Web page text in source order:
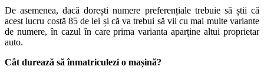
De asemenea, dacă dorești numere preferențiale trebuie să știi că
acest lucru costă 85 de lei și că va trebui să vii cu mai multe variante
de numere, în cazul în care prima varianta aparține altui proprietar
auto.
Cât durează să înmatriculezi o mașină?